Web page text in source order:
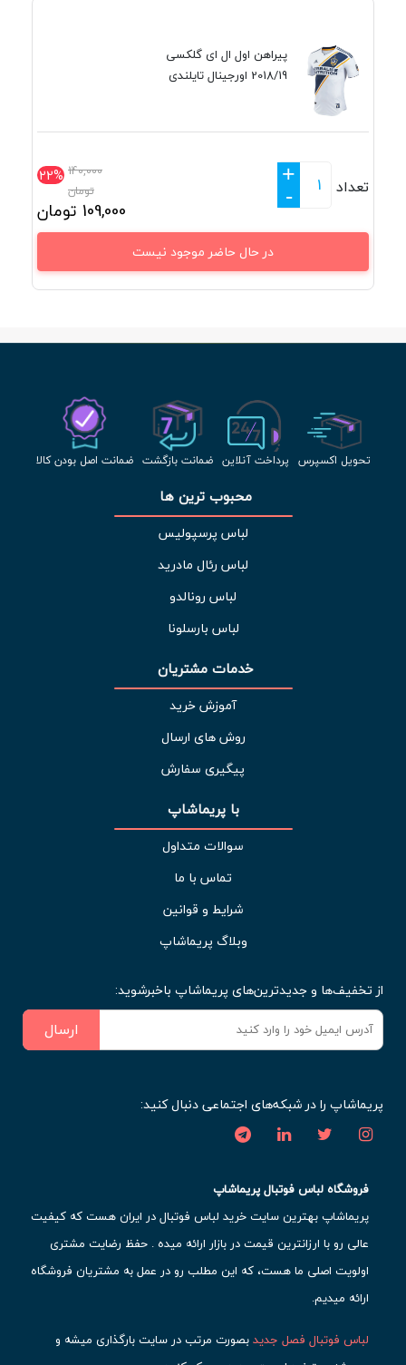
پیراهن اول ال ای گلکسی
2018/19 اورجینال تایلندی
22% 140,000
تومان
109,000 تومان
تعداد
+
-
در حال حاضر موجود نیست
تحویل اکسپرس پرداخت آنلاین ضمانت بازگشت ضمانت اصل بودن کالا
محبوب ترین ها
لباس پرسپولیس
لباس رئال مادرید
لباس رونالدو
لباس بارسلونا
خدمات مشتریان
آموزش خرید
روش های ارسال
پیگیری سفارش
با پریماشاپ
سوالات متداول
تماس با ما
شرایط و قوانین
وبلاگ پریماشاپ
از تخفیف‌ها و جدیدترین‌های پریماشاپ باخبرشوید:
ارسال
پریماشاپ را در شبکه‌های اجتماعی دنبال کنید:
فروشگاه لباس فوتبال پریماشاپ
پریماشاپ بهترین سایت خرید لباس فوتبال در ایران هست که کیفیت
عالی رو با ارزانترین قیمت در بازار ارائه میده . حفظ رضایت مشتری
اولویت اصلی ما هست، که این مطلب رو در عمل به مشتریان فروشگاه
ارائه میدیم.
لباس فوتبال فصل جدیدبصورت مرتب در سایت بارگذاری میشه و